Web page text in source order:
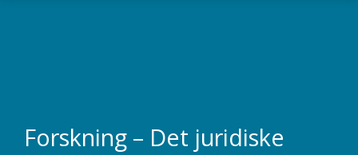
Forskning – Det juridiske